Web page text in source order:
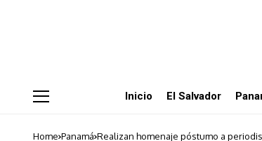
Inicio El Salvador
Home Panamá Realizan homenaje póstumo a
reconocimiento
motivo